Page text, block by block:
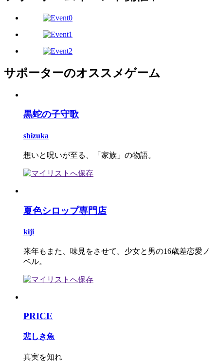
サポーターのオススメゲーム
黒蛇の子守歌
shizuka
想いと呪いが至る、「家族」の物語。
夏色シロップ専門店
kiji
来年もまた、味見をさせて。少女と男の16歳差恋愛ノ
ベル。
PRICE
悲しき魚
真実を知れ